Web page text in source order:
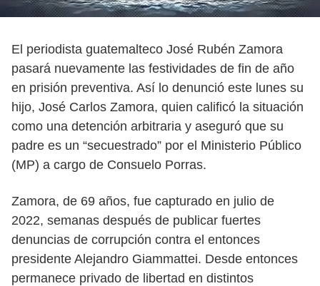
El periodista guatemalteco José Rubén Zamora
pasará nuevamente las festividades de fin de año
en prisión preventiva. Así lo denunció este lunes su
hijo, José Carlos Zamora, quien calificó la situación
como una detención arbitraria y aseguró que su
padre es un “secuestrado” por el Ministerio Público
(MP) a cargo de Consuelo Porras.
Zamora, de 69 años, fue capturado en julio de
2022, semanas después de publicar fuertes
denuncias de corrupción contra el entonces
presidente Alejandro Giammattei. Desde entonces
permanece privado de libertad en distintos